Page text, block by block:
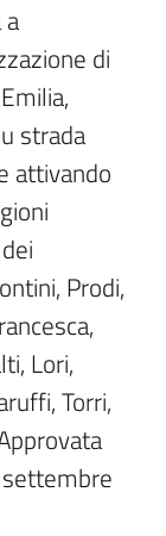
di
strada
attivando
Prodi,
Lori,
Torri,